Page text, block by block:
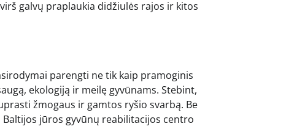
galvų praplaukia didžiulės rajos ir kitos
parengti ne tik kaip pramoginis
ekologiją ir meilę gyvūnams. Stebint,
žmogaus ir gamtos ryšio svarbą. Be
jūros gyvūnų reabilitacijos centro